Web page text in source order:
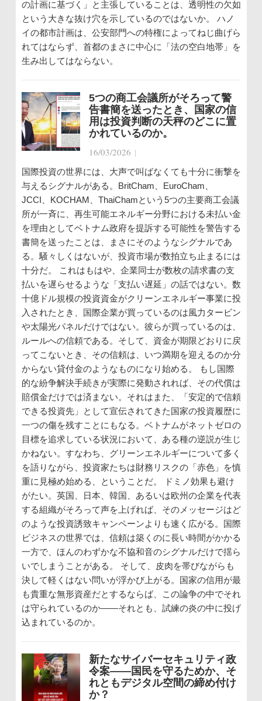
の計画に基づく」と主張していることは、透明性の欠如
という大きな抜け穴を示しているのではないか。 ハノ
イの都市計画は、公安部門への特権によってねじ曲げら
れてはならず、首都のまさに中心に「法の空白地帯」を
生み出してはならない。
5つの商工会議所がそろって警
告書簡を送ったとき、国家の信
用は投資判断の天秤のどこに置
かれているのか。
16/03/2026 |
国際投資の世界には、大声で叫ばなくても十分に衝撃を
与えるシグナルがある。BritCham、EuroCham、
JCCI、KOCHAM、ThaiChamという5つの主要商工会議
所が一斉に、再生可能エネルギー分野における未払い金
を理由としてベトナム政府を提訴する可能性を警告する
書簡を送ったことは、まさにそのようなシグナルであ
る。騒々しくはないが、投資市場が数拍立ち止まるには
十分だ。 これはもはや、企業同士が数枚の請求書の支
払いを遅らせるような「支払い遅延」の話ではない。数
十億ドル規模の投資資金がクリーンエネルギー事業に投
入されたとき、国際企業が買っているのは風力タービン
や太陽光パネルだけではない。彼らが買っているのは、
ルールへの信頼である。そして、資金が期限どおりに戻
ってこないとき、その信頼は、いつ満期を迎えるのか分
からない貸付金のようなものになり始める。 もし国際
的な紛争解決手続きが実際に発動されれば、その代償は
賠償金だけでは済まない。それはまた、「安定的で信頼
できる投資先」として宣伝されてきた国家の投資履歴に
一つの傷を残すことにもなる。ベトナムがネットゼロの
目標を追求している状況において、ある種の逆説が生じ
かねない。すなわち、グリーンエネルギーについて多く
を語りながら、投資家たちは財務リスクの「赤色」を慎
重に見極め始める、ということだ。 ドミノ効果も避け
がたい。英国、日本、韓国、あるいは欧州の企業を代表
する組織がそろって声を上げれば、そのメッセージはど
のような投資誘致キャンペーンよりも速く広がる。国際
ビジネスの世界では、信頼は築くのに長い時間がかかる
一方で、ほんのわずかな不協和音のシグナルだけで揺ら
いでしまうことがある。 そして、皮肉を帯びながらも
決して軽くはない問いが浮かび上がる。国家の信用が最
も貴重な無形資産だとするならば、この論争の中でそれ
は守られているのか――それとも、試練の炎の中に投げ
込まれているのか。
新たなサイバーセキュリティ政
令案――国民を守るためか、そ
れともデジタル空間の締め付け
か？